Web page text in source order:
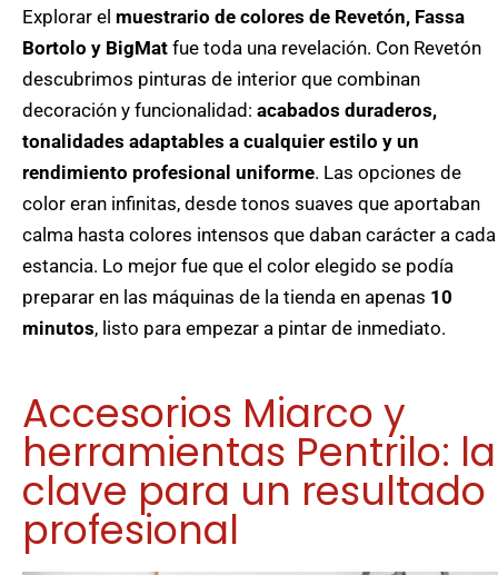
Explorar el muestrario de colores de Revetón, Fassa
Bortolo y BigMat fue toda una revelación. Con Revetón
descubrimos pinturas de interior que combinan
decoración y funcionalidad: acabados duraderos,
tonalidades adaptables a cualquier estilo y un
rendimiento profesional uniforme. Las opciones de
color eran infinitas, desde tonos suaves que aportaban
calma hasta colores intensos que daban carácter a cada
estancia. Lo mejor fue que el color elegido se podía
preparar en las máquinas de la tienda en apenas 10
minutos, listo para empezar a pintar de inmediato.
Accesorios Miarco y
herramientas Pentrilo: la
clave para un resultado
profesional